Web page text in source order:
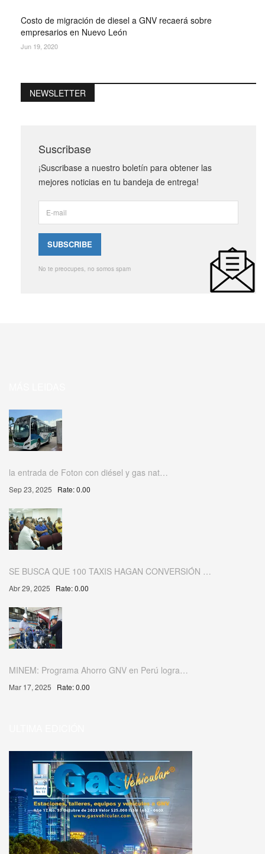
Costo de migración de diesel a GNV recaerá sobre
empresarios en Nuevo León
Jun 19, 2020
NEWSLETTER
Suscribase
¡Suscribase a nuestro boletín para obtener las
mejores noticias en tu bandeja de entrega!
No te preocupes, no somos spam
la entrada de Foton con diésel y gas nat…
Sep 23, 2025 Rate: 0.00
SE BUSCA QUE 100 TAXIS HAGAN CONVERSIÓN …
Abr 29, 2025 Rate: 0.00
MINEM: Programa Ahorro GNV en Perú logra…
Mar 17, 2025 Rate: 0.00